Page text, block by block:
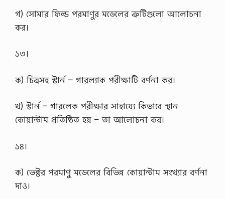
গ) সোমার ফিল্ড পরমাণুর মডেলের ত্রুটিগুলো আলোচনা
কর।
১৩।
ক) চিত্রসহ স্টার্ন – গারল্যাক পরীক্ষাটি বর্ণনা কর।
খ) স্টার্ন – গারলেক পরীক্ষার সাহায্যে কিভাবে স্থান
কোয়ান্টাম প্রতিষ্ঠিত হয় – তা আলোচনা কর।
১৪।
ক) ভেক্টর পরমাণু মডেলের বিভিন্ন কোয়ান্টাম সংখ্যার বর্ণনা
দাও।